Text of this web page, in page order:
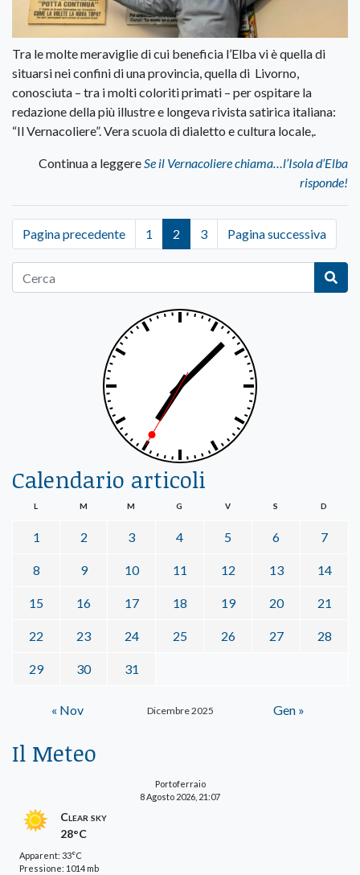
Tra le molte meraviglie di cui beneficia l’Elba vi è quella di
situarsi nei confini di una provincia, quella di Livorno,
conosciuta – tra i molti coloriti primati – per ospitare la
redazione della più illustre e longeva rivista satirica italiana:
“Il Vernacoliere”. Vera scuola di dialetto e cultura locale,.
Continua a leggereSe il Vernacoliere chiama…l’Isola d’Elba
risponde!
Pagina precedente 1 2 3 Pagina successiva
Calendario articoli
Dicembre 2025
L M M G V S D
1 2 3 4 5 6 7
8 9 10 11 12 13 14
15 16 17 18 19 20 21
22 23 24 25 26 27 28
29 30 31
« Nov Gen »
Il Meteo
Portoferraio
8 Agosto 2026, 21:07
Clear sky
28°C
Apparent: 33°C
Pressione: 1014 mb